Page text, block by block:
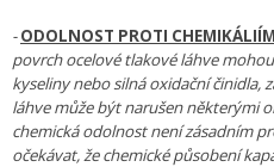
-ODOLNOST PROTI
povrch ocelové tlakové láhve
kyseliny nebo silná oxidační
láhve může být narušen některými
chemická odolnost není zásadním
očekávat, že chemické působení